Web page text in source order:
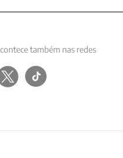
também nas redes